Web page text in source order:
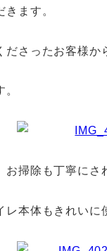
ます。
さったお客様か
掃除も丁寧にさ
本体もきれいに